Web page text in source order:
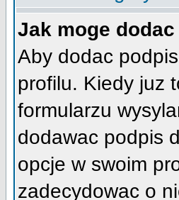
Jak moge
Aby dodac
profilu. Kiedy juz
formularzu
dodawac podpis
opcje w swoim
zadecydowac o